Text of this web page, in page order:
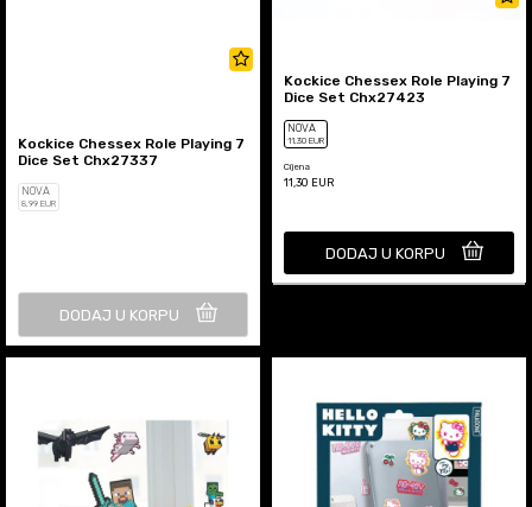
Kockice Chessex Role Playing 7
Dice Set Chx27337
NOVA
8,99 EUR
DODAJ U KORPU
Kockice Chessex Role Playing 7
Dice Set Chx27423
NOVA
11,30 EUR
Cijena
11,30 EUR
DODAJ U KORPU